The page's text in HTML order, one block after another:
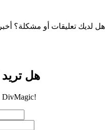
هل لديك تعليقات أو مشكلة؟
هل تريد
انضم إلى قائمة البريد الإلكتروني لـ DivMagic!